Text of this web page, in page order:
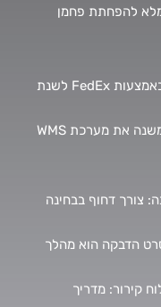
7 הטרנדים המובילים בתחום המשלוחים באמצעות FedEx לשנת
מעבר לאוטומציה: כיצד בינה מלאכותית משנה את מערכת WMS
צורך דחוף בבחינה
הדבקה הוא מהלך
קירור: מדריך